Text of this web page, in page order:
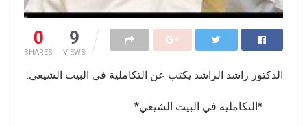
0
SHARES
9
VIEWS
الدكتور راشد الراشد يكتب عن التكاملية في البيت الشيعي:
*التكاملية في البيت الشيعي*